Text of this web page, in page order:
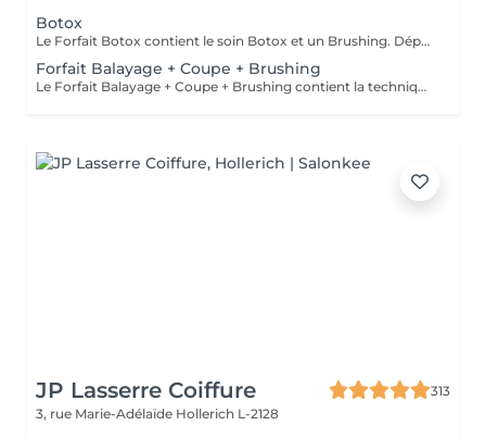
Botox
Le Forfait Botox contient le soin Botox et un Brushing. Dépendant de la quantité de produit utilisée ou de la longueur des cheveux, le prix peut varier. En cas de questions veuillez appeler au +352 26 35 02 89.
Forfait Balayage + Coupe + Brushing
Le Forfait Balayage + Coupe + Brushing contient la technique Balayage, un coulage (pour donner le bon reflet au Balayage), Olaplex, une Coupe et un Brushing. Dépendant de la quantité de produit utilisée ou de la longueur des cheveux, le prix peut varier. En cas de questions veuillez appeler au +352 26 35 02 89.
JP Lasserre Coiffure
313
3, rue Marie-Adélaïde Hollerich L-2128